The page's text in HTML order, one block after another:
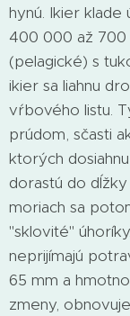
hynú. Ikier klade
400 000 až 700
(pelagické) s
ikier sa liahnu
vŕbového listu.
prúdom, sčasti
ktorých
dorastú do
moriach sa
"sklovité"
neprijímajú
65 mm a
zmeny,